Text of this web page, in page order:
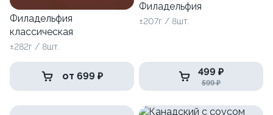
Филадельфия
классическая
±282г / 8шт.
от 699 ₽
Филадельфия
±207г / 8шт.
499 ₽
599 ₽